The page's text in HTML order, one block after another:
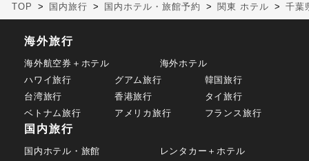
TOP 国内旅行 国内ホテル・旅館予約 関東 ホテル 千葉
海外旅行
海外航空券＋ホテル
海外ホテル
ハワイ旅行
グアム旅行
韓国旅行
台湾旅行
香港旅行
タイ旅行
ベトナム旅行
アメリカ旅行 フランス旅行
国内旅行
国内ホテル・旅館
レンタカー＋ホテル